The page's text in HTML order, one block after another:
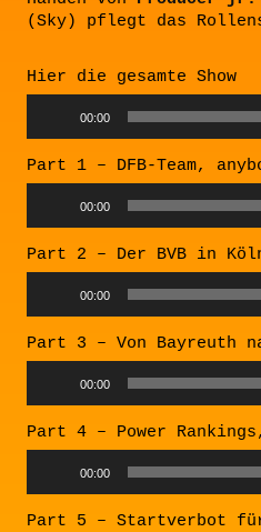
(Sky) pflegt das
Hier die gesamte Show
Audio
Player
00:00
Part 1 – DFB-Team,
Audio
Player
00:00
Part 2 – Der BVB in
Audio
Player
00:00
Part 3 – Von Bayreuth
Audio
Player
00:00
Part 4 – Power
Audio
Player
00:00
Part 5 – Startverbot für